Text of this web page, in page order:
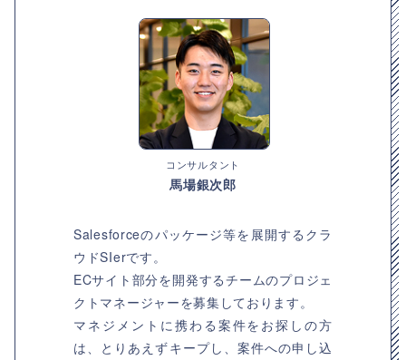
コンサルタント
馬場銀次郎
Salesforceのパッケージ等を展開するクラ
ウドSIerです。
ECサイト部分を開発するチームのプロジェ
クトマネージャーを募集しております。
マネジメントに携わる案件をお探しの方
は、とりあえずキープし、案件への申し込